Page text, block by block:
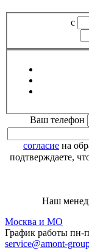
с
Ваш телефон
согласие на
подтверждаете,
Наш
Москва и МО
График работы пн-
service@amont-